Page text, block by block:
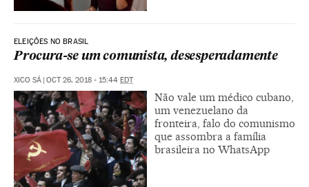
ELEIÇÔES NO BRASIL
Procura-se um comunista, desesperadamente
XICO SÁ | OCT 26, 2018 - 15:44 EDT
Não vale um médico cubano,
um venezuelano da
fronteira, falo do comunismo
que assombra a família
brasileira no WhatsApp